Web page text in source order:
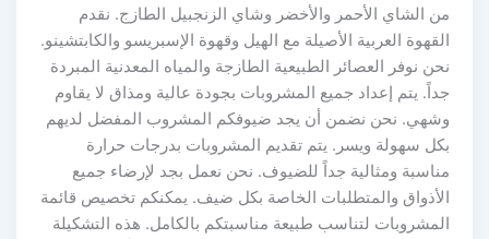
من الشاي الأحمر والأخضر وشاي الزنجبيل الطازج. نقدم
القهوة العربية الأصيلة مع الهيل وقهوة الإسبريسو والكابتشينو.
نحن نوفر العصائر الطبيعية الطازجة والمياه المعدنية المبردة
جداً. يتم إعداد جميع المشروبات بجودة عالية ومذاق لا يقاوم
وشهي. نحن نضمن أن يجد ضيوفكم المشروب المفضل لديهم
بكل سهولة ويسر. يتم تقديم المشروبات بدرجات حرارة
مناسبة ومثالية جداً للضيوف. نحن نعمل بجد لإرضاء جميع
الأذواق والمتطلبات الخاصة بكل ضيف. يمكنكم تخصيص قائمة
المشروبات لتناسب طبيعة مناسبتكم بالكامل. هذه التشكيلة